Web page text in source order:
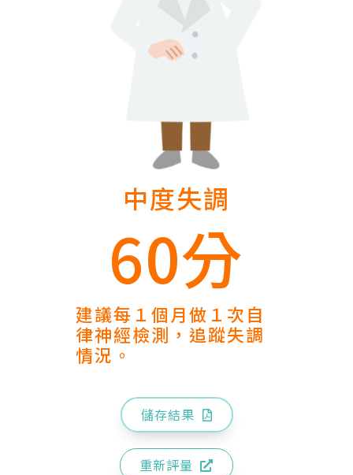
中度失調
60分
建議每１個月做１次自
律神經檢測，追蹤失調
情況。
儲存結果
重新評量